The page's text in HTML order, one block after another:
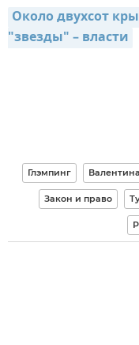
Около двухсот
"звезды" – власти
Глэмпинг
Закон и право